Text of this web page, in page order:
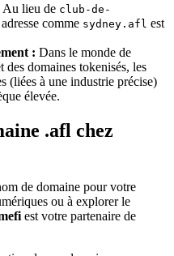
Au lieu de club-de-
comme sydney.afl est
: Dans le monde de
des domaines tokenisés, les
(liées à une industrie précise)
élevée.
.afl chez
de domaine pour votre
ou à explorer le
est votre partenaire de